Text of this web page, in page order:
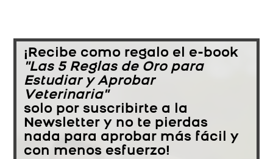
¡Recibe como regalo el e-book
"Las 5 Reglas de Oro para
Estudiar y Aprobar
Veterinaria"
solo por suscribirte a la
Newsletter y no te pierdas
nada para aprobar más fácil y
con menos esfuerzo!